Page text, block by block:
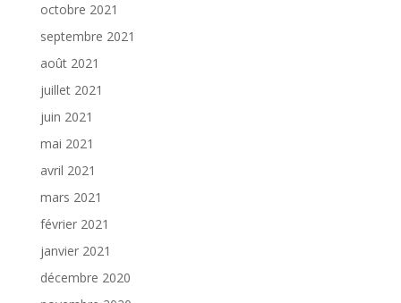
octobre 2021
septembre 2021
août 2021
juillet 2021
juin 2021
mai 2021
avril 2021
mars 2021
février 2021
janvier 2021
décembre 2020